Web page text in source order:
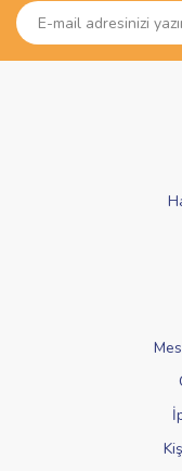
Ürün
Ürün
Ürün fiyatı diğer